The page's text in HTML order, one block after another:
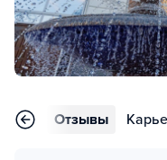
Отзывы